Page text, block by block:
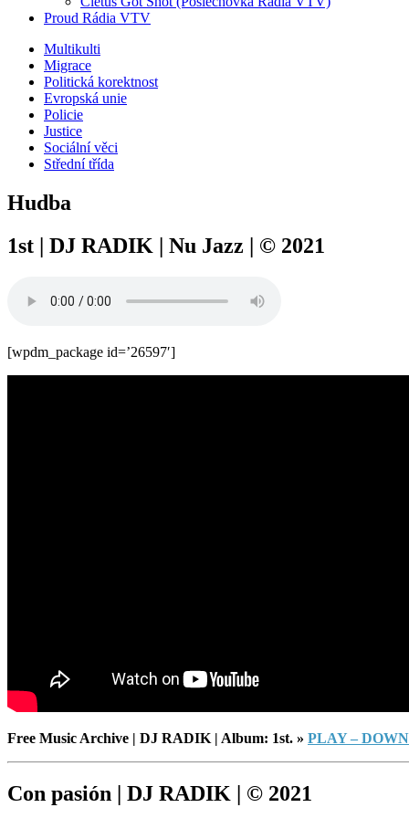
Proud Rádia VTV
Sub
menu
Multikulti
Migrace
Politická korektnost
Evropská unie
Policie
Justice
Sociální věci
Střední třída
Hudba
1st | DJ RADIK | Nu Jazz | © 2021
[wpdm_package id=’26597′]
Free Music Archive | DJ RADIK | Album: 1st. » PLAY –
Con pasión | DJ RADIK | © 2021